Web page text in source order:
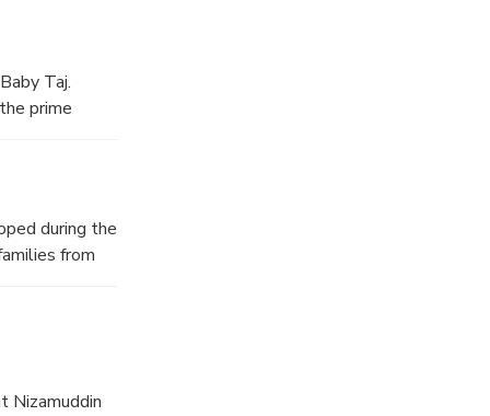
Taj.
prime
during the
from
Nizamuddin